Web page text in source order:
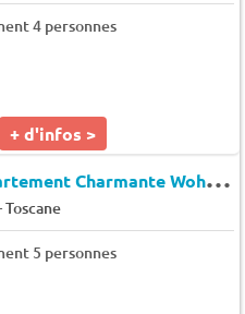
4 personnes
+ d'infos >
A
ppartement Charmante Wohnung mit privatem Garten
Toscane
5 personnes